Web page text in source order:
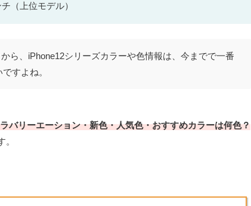
（上位モデル）
ら、iPhone12シリーズカラーや色情報は、今までで一番
すよね。
バリーエーション・新色・人気色・おすすめカラーは何色？